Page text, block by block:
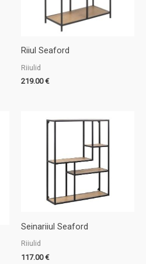
Riiul Seaford
Riiulid
219.00€
Seinariiul Seaford
Riiulid
117.00€